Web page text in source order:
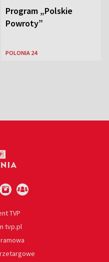
Program „Polskie
Powroty”
POLONIA 24
TVP
tvp.pl